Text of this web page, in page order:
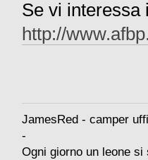
Se vi interessa
http://
JamesRed - camper
-
Ogni giorno un leone